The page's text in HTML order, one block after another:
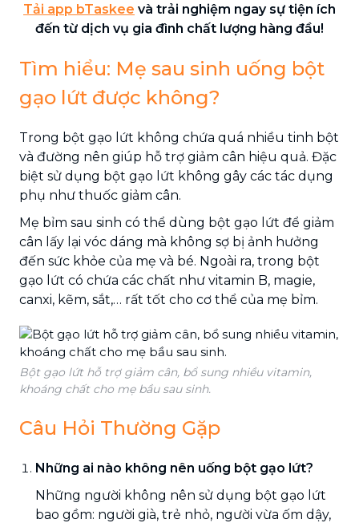
Tải app bTaskee và trải nghiệm ngay sự tiện ích
đến từ dịch vụ gia đình chất lượng hàng đầu!
Tìm hiểu: Mẹ sau sinh uống bột
gạo lứt được không?
Trong bột gạo lứt không chứa quá nhiều tinh bột
và đường nên giúp hỗ trợ giảm cân hiệu quả. Đặc
biệt sử dụng bột gạo lứt không gây các tác dụng
phụ như thuốc giảm cân.
Mẹ bỉm sau sinh có thể dùng bột gạo lứt để giảm
cân lấy lại vóc dáng mà không sợ bị ảnh hưởng
đến sức khỏe của mẹ và bé. Ngoài ra, trong bột
gạo lứt có chứa các chất như vitamin B, magie,
canxi, kẽm, sắt,… rất tốt cho cơ thể của mẹ bỉm.
Bột gạo lứt hỗ trợ giảm cân, bổ sung nhiều vitamin,
khoáng chất cho mẹ bầu sau sinh.
Câu Hỏi Thường Gặp
Những ai nào không nên uống bột gạo lứt?
Những người không nên sử dụng bột gạo lứt
bao gồm: người già, trẻ nhỏ, người vừa ốm dậy,